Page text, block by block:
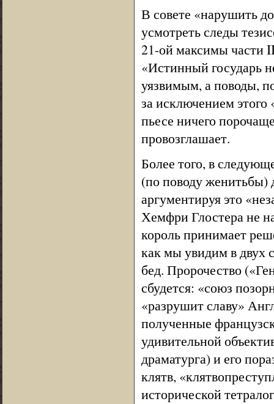
В совете «нарушить
усмотреть следы
21-ой максимы части
«Истинный государь
уязвимым, а поводы,
за исключением этого
пьесе ничего
провозглашает.
Более того, в
(по поводу женитьбы)
аргументируя это
Хемфри Глостера не
король принимает
как мы увидим в двух
бед. Пророчество
сбудется: «союз
«разрушит славу»
полученные
удивительной
драматурга) и его
клятв,
исторической